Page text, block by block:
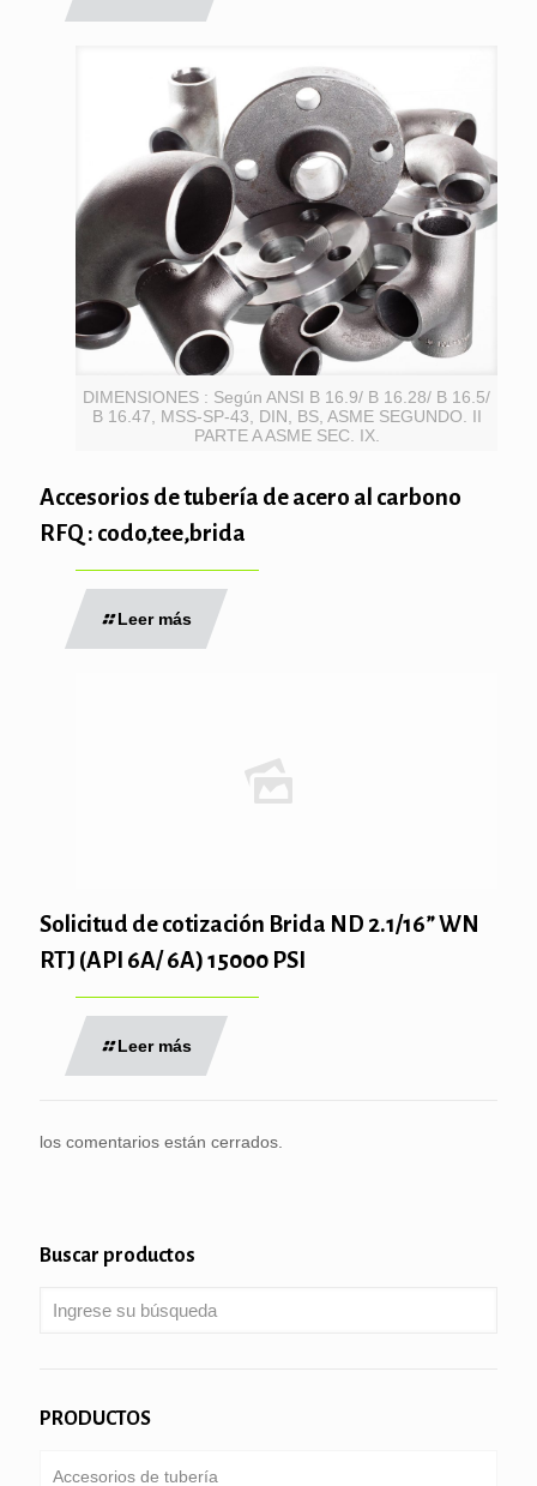
DIMENSIONES : Según ANSI B 16.9/ B 16.28/ B 16.5/
B 16.47, MSS-SP-43, DIN, BS, ASME SEGUNDO. II
PARTE A ASME SEC. IX.
Accesorios de tubería de acero al carbono
RFQ : codo,tee,brida
Leer más
Solicitud de cotización Brida ND 2.1/16” WN
RTJ (API 6A/ 6A) 15000 PSI
Leer más
los comentarios están cerrados.
Buscar productos
PRODUCTOS
Accesorios de tubería